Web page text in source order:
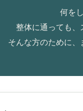
何を
整体に通っても、
そんな方のために、